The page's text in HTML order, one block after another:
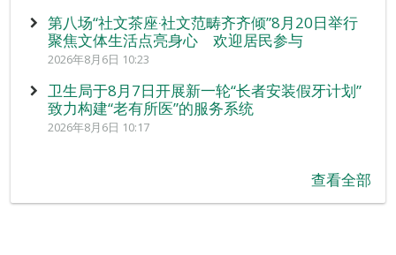
第八场“社文茶座‧社文范畴齐齐倾”8月20日举行
聚焦文体生活点亮身心 欢迎居民参与
2026年8月6日 10:23
卫生局于8月7日开展新一轮“长者安装假牙计划”
致力构建“老有所医”的服务系统
2026年8月6日 10:17
查看全部